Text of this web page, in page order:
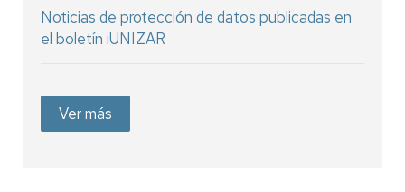
Noticias de protección de datos publicadas en
el boletín iUNIZAR
Ver más